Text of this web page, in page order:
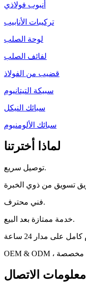
أنبوب فولاذي
تركيبات الأنابيب
لوحة الصلب
لفائف الصلب
قضيب من الفولاذ
سبيكة التيتانيوم
سبائك النيكل
سبائك الألومنيوم
لماذا أخترتنا
توصيل سريع.
فني محترف.
خدمة ممتازة بعد البيع.
معلومات الاتصال